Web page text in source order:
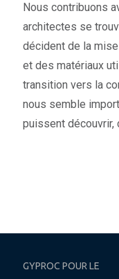
Nous contribuons
architectes se
décident de la
et des matériaux
transition vers la
nous semble
puissent découvrir,
GYPROC POUR LE